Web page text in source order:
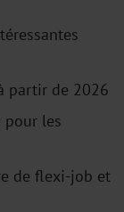
partir de 2026
pour les
de flexi-job et